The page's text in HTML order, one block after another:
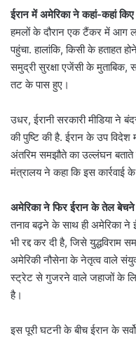
ईरान में अमेरिका ने कहां-कहां
हमलों के दौरान एक टैंकर में आग
पहुंचा. हालांकि, किसी के हताहत
समुद्री सुरक्षा एजेंसी के
तट के पास हुए।
उधर, ईरानी सरकारी मीडिया ने
की पुष्टि की है. ईरान के उप विदेश
अंतरिम समझौते का उल्लंघन बताते
मंत्रालय ने कहा कि इस कार्रवाई के
अमेरिका ने फिर ईरान के तेल बेचने
तनाव बढ़ने के साथ ही अमेरिका ने
भी रद्द कर दी है, जिसे युद्धविराम
अमेरिकी नौसेना के नेतृत्व वाले
स्ट्रेट से गुजरने वाले जहाजों के
है।
इस पूरी घटनी के बीच ईरान के